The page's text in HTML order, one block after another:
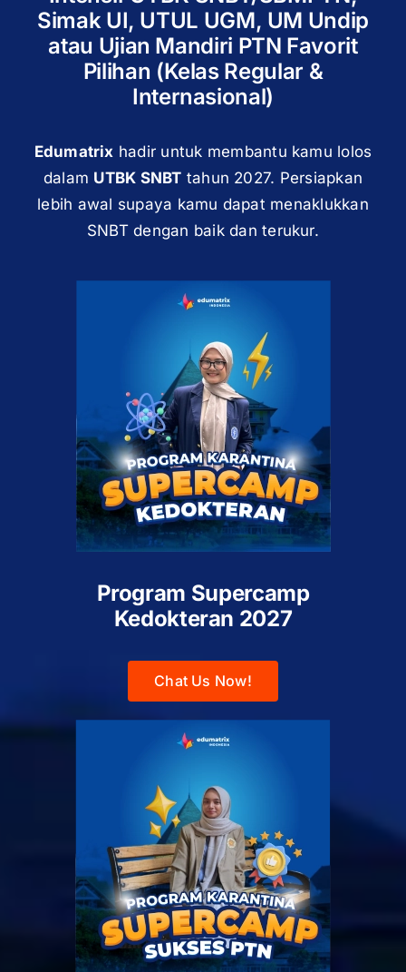
Simak UI, UTUL UGM, UM Undip
atau Ujian Mandiri PTN Favorit
Pilihan (Kelas Regular &
Internasional)
Edumatrix hadir untuk membantu kamu lolos
dalam UTBK SNBT tahun 2027. Persiapkan
lebih awal supaya kamu dapat menaklukkan
SNBT dengan baik dan terukur.
Program Supercamp
Kedokteran 2027
Chat Us Now!